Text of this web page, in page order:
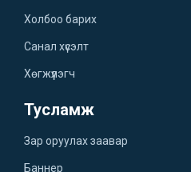
Холбоо барих
Санал хүсэлт
Хөгжүүлэгч
Тусламж
Зар оруулах заавар
Баннер